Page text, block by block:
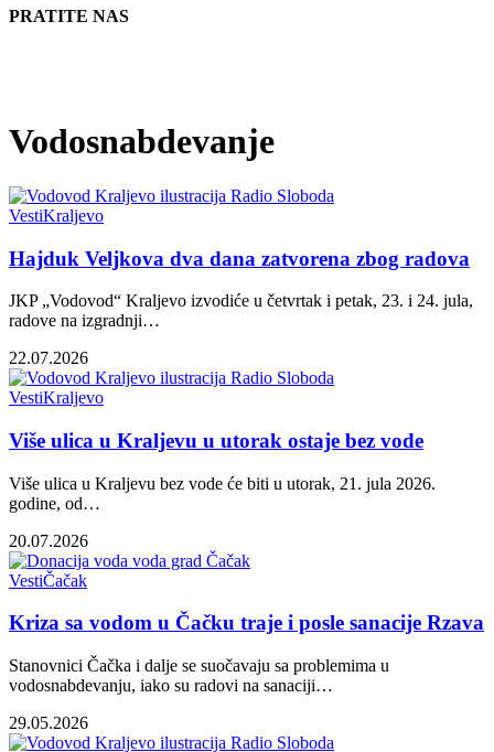
PRATITE NAS
Vodosnabdevanje
VestiKraljevo
Hajduk Veljkova dva dana zatvorena zbog radova
JKP „Vodovod“ Kraljevo izvodiće u četvrtak i petak, 23. i 24. jula,
radove na izgradnji…
22.07.2026
VestiKraljevo
Više ulica u Kraljevu u utorak ostaje bez vode
Više ulica u Kraljevu bez vode će biti u utorak, 21. jula 2026.
godine, od…
20.07.2026
VestiČačak
Kriza sa vodom u Čačku traje i posle sanacije Rzava
Stanovnici Čačka i dalje se suočavaju sa problemima u
vodosnabdevanju, iako su radovi na sanaciji…
29.05.2026